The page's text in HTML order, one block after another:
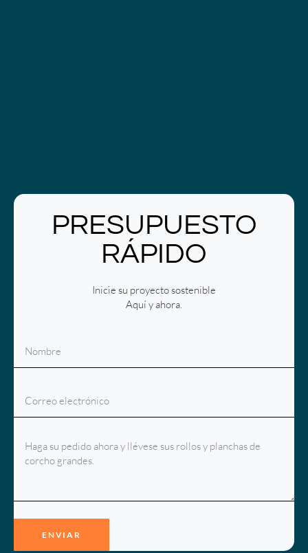
PRESUPUESTO
RÁPIDO
Inicie su proyecto sostenible
Aquí y ahora.
ENVIAR